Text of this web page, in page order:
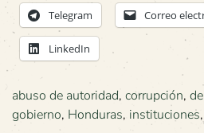
Telegram Correo
LinkedIn
abuso de autoridad, corrupción,
gobierno, Honduras, instituciones,